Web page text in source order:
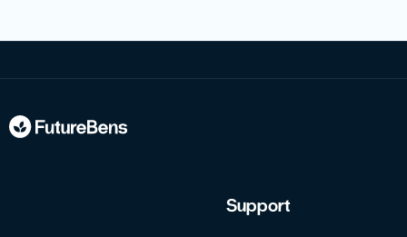
Support